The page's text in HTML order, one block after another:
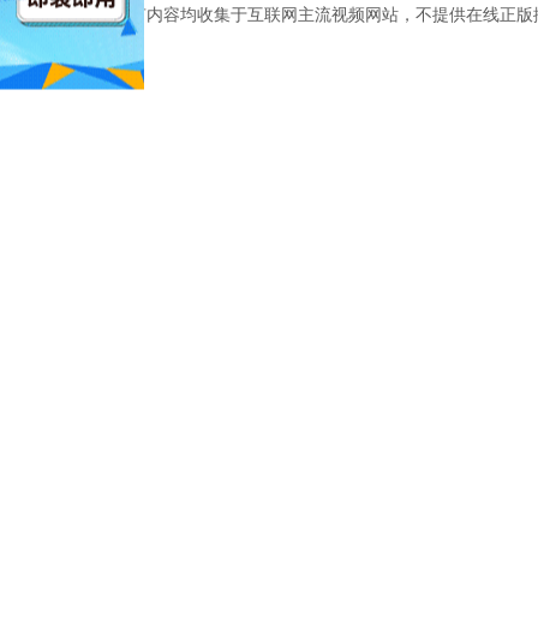
本网站所有内容均收集于互联网主流视频网站，不提供在线正